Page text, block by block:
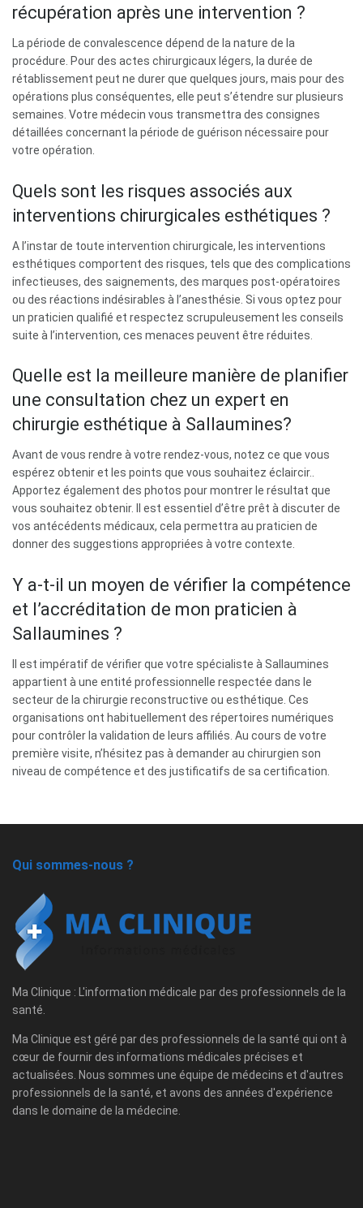
récupération après une intervention ?
La période de convalescence dépend de la nature de la
procédure. Pour des actes chirurgicaux légers, la durée de
rétablissement peut ne durer que quelques jours, mais pour des
opérations plus conséquentes, elle peut s’étendre sur plusieurs
semaines. Votre médecin vous transmettra des consignes
détaillées concernant la période de guérison nécessaire pour
votre opération.
Quels sont les risques associés aux
interventions chirurgicales esthétiques ?
A l’instar de toute intervention chirurgicale, les interventions
esthétiques comportent des risques, tels que des complications
infectieuses, des saignements, des marques post-opératoires
ou des réactions indésirables à l’anesthésie. Si vous optez pour
un praticien qualifié et respectez scrupuleusement les conseils
suite à l’intervention, ces menaces peuvent être réduites.
Quelle est la meilleure manière de planifier
une consultation chez un expert en
chirurgie esthétique à Sallaumines?
Avant de vous rendre à votre rendez-vous, notez ce que vous
espérez obtenir et les points que vous souhaitez éclaircir..
Apportez également des photos pour montrer le résultat que
vous souhaitez obtenir. Il est essentiel d’être prêt à discuter de
vos antécédents médicaux, cela permettra au praticien de
donner des suggestions appropriées à votre contexte.
Y a-t-il un moyen de vérifier la compétence
et l’accréditation de mon praticien à
Sallaumines ?
Il est impératif de vérifier que votre spécialiste à Sallaumines
appartient à une entité professionnelle respectée dans le
secteur de la chirurgie reconstructive ou esthétique. Ces
organisations ont habituellement des répertoires numériques
pour contrôler la validation de leurs affiliés. Au cours de votre
première visite, n’hésitez pas à demander au chirurgien son
niveau de compétence et des justificatifs de sa certification.
Qui sommes-nous ?
Ma Clinique : L'information médicale par des professionnels de la
santé.
Ma Clinique est géré par des professionnels de la santé qui ont à
cœur de fournir des informations médicales précises et
actualisées. Nous sommes une équipe de médecins et d'autres
professionnels de la santé, et avons des années d'expérience
dans le domaine de la médecine.